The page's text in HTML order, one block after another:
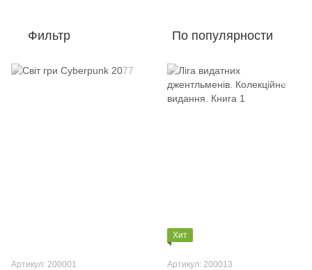
Фильтр По популярности
Артикул: 200001
Хит
Артикул: 200013